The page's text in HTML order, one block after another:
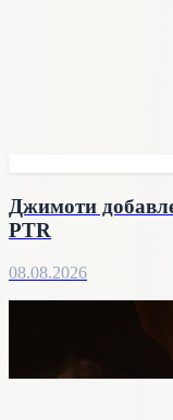
Джимоти
PTR
08.08.2026